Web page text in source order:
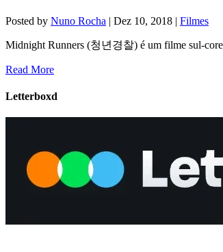
Posted by Nuno Rocha | Dez 10, 2018 | Filmes
Midnight Runners (청년경찰) é um filme sul-
Read More
Letterboxd